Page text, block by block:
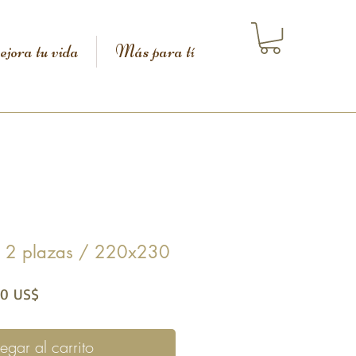
tu vida Más para tí
2 plazas / 220x230
US$
al carrito